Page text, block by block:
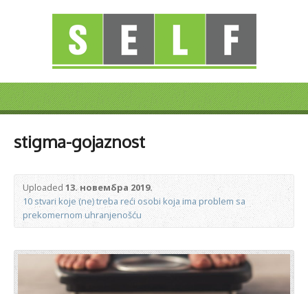
stigma-gojaznost
Uploaded13. новембра 2019.
10 stvari koje (ne) treba reći osobi koja ima problem sa
prekomernom uhranjenošću